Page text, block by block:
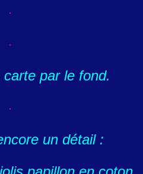
par le fond.
un détail :